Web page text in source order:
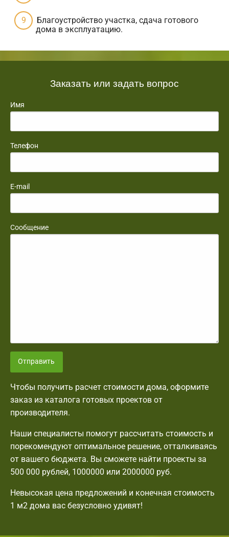
Благоустройство участка, сдача готового
дома в эксплуатацию.
Заказать или задать вопрос
Имя
Телефон
E-mail
Сообщение
Отправить
Чтобы получить расчет стоимости дома, оформите
заказ из каталога готовых проектов от
производителя.
Наши специалисты помогут рассчитать стоимость и
порекомендуют оптимальное решение, отталкиваясь
от вашего бюджета. Вы сможете найти проекты за
500 000 рублей, 1000000 или 2000000 руб.
Невысокая цена предложений и конечная стоимость
1 м2 дома вас безусловно удивят!